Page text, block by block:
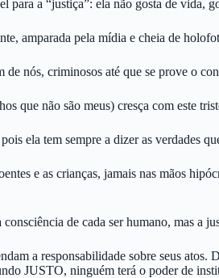
para a “justiça”: ela não gosta de vida,
amparada pela mídia e cheia de
nós, criminosos até que se prove o
que não são meus) cresça com este
ela tem sempre a dizer as verdades
e as crianças, jamais nas mãos
de cada ser humano, mas a
a responsabilidade sobre seus
JUSTO, ninguém terá o poder de